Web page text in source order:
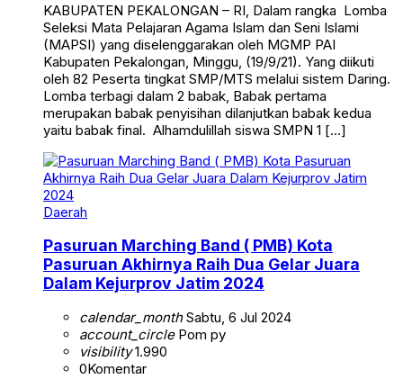
KABUPATEN PEKALONGAN – RI, Dalam rangka Lomba
Seleksi Mata Pelajaran Agama Islam dan Seni Islami
(MAPSI) yang diselenggarakan oleh MGMP PAI
Kabupaten Pekalongan, Minggu, (19/9/21). Yang diikuti
oleh 82 Peserta tingkat SMP/MTS melalui sistem Daring.
Lomba terbagi dalam 2 babak, Babak pertama
merupakan babak penyisihan dilanjutkan babak kedua
yaitu babak final. Alhamdulillah siswa SMPN 1 […]
Daerah
Pasuruan Marching Band ( PMB) Kota
Pasuruan Akhirnya Raih Dua Gelar Juara
Dalam Kejurprov Jatim 2024
calendar_monthSabtu, 6 Jul 2024
account_circlePom py
visibility1.990
0Komentar